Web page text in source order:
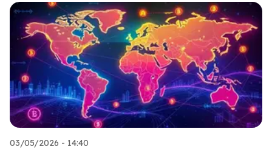
03/05/2026 - 14:40